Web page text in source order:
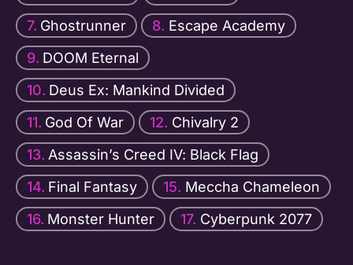
Ghostrunner
Escape Academy
DOOM Eternal
Deus Ex: Mankind Divided
God Of War
Chivalry 2
Assassin’s Creed IV: Black Flag
Final Fantasy
Meccha Chameleon
Monster Hunter
Cyberpunk 2077